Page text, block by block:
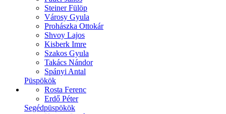
Steiner Fülöp
Városy Gyula
Prohászka Ottokár
Shvoy Lajos
Kisberk Imre
Szakos Gyula
Takács Nándor
Spányi Antal
Püspökök
Rosta Ferenc
Erdő Péter
Segédpüspökök